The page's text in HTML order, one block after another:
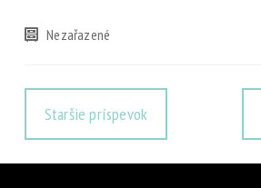
Nezařazené
Staršie príspevok